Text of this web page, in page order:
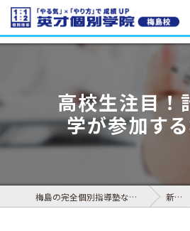
高校生注目！
学が参加す
梅島の完全個別指導塾なら英才個別学院 梅島校 新着情報